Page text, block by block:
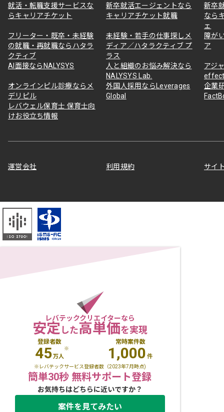
就活・転職支援サービスな
らキャリアチケット
新卒就活エージェントなら
キャリアチケット就職
新卒
なら
ェ
フリーター・既卒・未経験
の就職・再就職ならハタラ
クティブ
未経験・若手の仕事探しメ
ディア／ハタラクティブ プ
ラス
障が
ア
AI面接ならNALYSYS
人と組織のお悩み解決なら
NALYSYS Lab.
アジ
オンラインピル診療ならメ
デリピル
外国人採用ならLeverages
Global
企業
レバウェル保育士 保育士向
けお役立ち情報
運営会社 利用規約 サイ
レバテッククリエイターなら
安定した高単価を実現
登録者数
45万人
※
常時案件数
1,000 件
※レバテックサービス登録者数（2023年7月時点)
簡単30秒 無料サポート登録
お気持ちはどちらに近いですか？
案件を見てみたい